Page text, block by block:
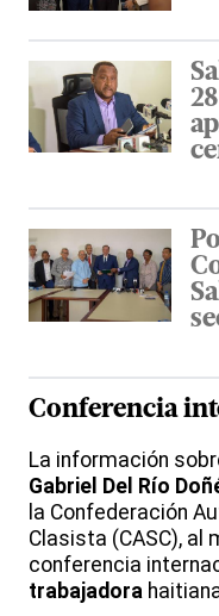
Conferencia
La información
Gabriel Del Río
la Confederación
Clasista (CASC), al
conferencia
trabajadora